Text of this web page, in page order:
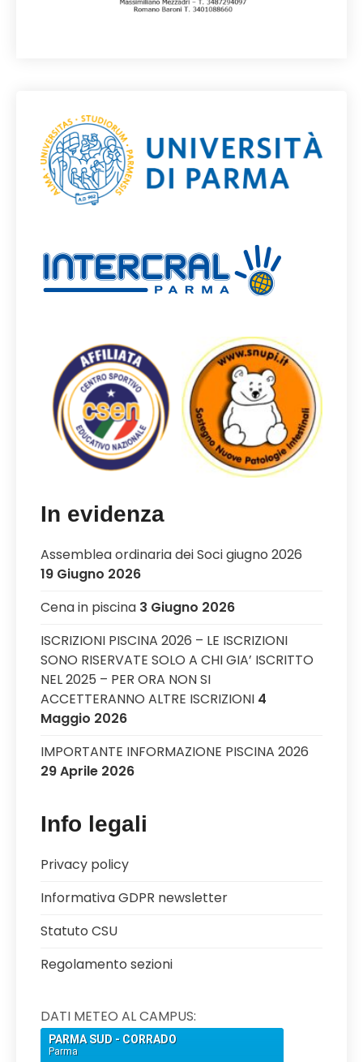
In evidenza
Assemblea ordinaria dei Soci giugno 2026
19 Giugno 2026
Cena in piscina 3 Giugno 2026
ISCRIZIONI PISCINA 2026 – LE ISCRIZIONI
SONO RISERVATE SOLO A CHI GIA’ ISCRITTO
NEL 2025 – PER ORA NON SI
ACCETTERANNO ALTRE ISCRIZIONI 4
Maggio 2026
IMPORTANTE INFORMAZIONE PISCINA 2026
29 Aprile 2026
Info legali
Privacy policy
Informativa GDPR newsletter
Statuto CSU
Regolamento sezioni
DATI METEO AL CAMPUS: